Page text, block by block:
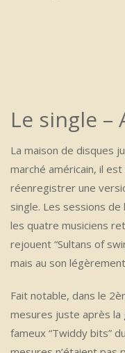
Le single –
La maison de disques
marché américain, il
réenregistrer une
single. Les sessions de
les quatre musiciens
rejouent “Sultans of
mais au son
Fait notable, dans le
mesures juste après la
fameux “Twiddy bits”